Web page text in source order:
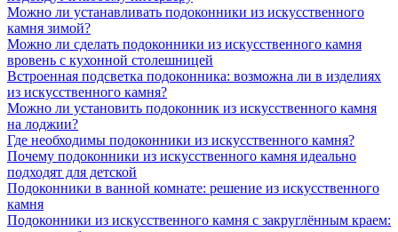
Можно ли устанавливать подоконники из искусственного
камня зимой?
Можно ли сделать подоконники из искусственного камня
вровень с кухонной столешницей
Встроенная подсветка подоконника: возможна ли в изделиях
из искусственного камня?
Можно ли установить подоконник из искусственного камня
на лоджии?
Где необходимы подоконники из искусственного камня?
Почему подоконники из искусственного камня идеально
подходят для детской
Подоконники в ванной комнате: решение из искусственного
камня
Подоконники из искусственного камня с закруглённым краем: